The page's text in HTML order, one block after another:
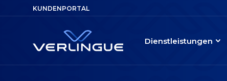
KUNDENPORTAL
Dienstleistungen